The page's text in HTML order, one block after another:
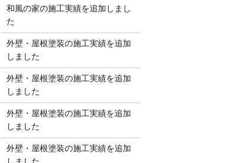
和風の家の施工実績を追加しまし
た
外壁・屋根塗装の施工実績を追加
しました
外壁・屋根塗装の施工実績を追加
しました
外壁・屋根塗装の施工実績を追加
しました
外壁・屋根塗装の施工実績を追加